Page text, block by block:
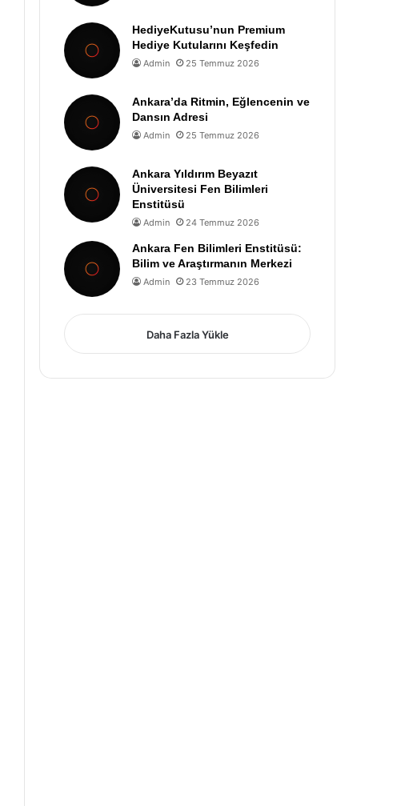
HediyeKutusu’nun Premium
Hediye Kutularını Keşfedin
Admin 25 Temmuz 2026
Ankara’da Ritmin, Eğlencenin ve
Dansın Adresi
Admin 25 Temmuz 2026
Ankara Yıldırım Beyazıt
Üniversitesi Fen Bilimleri
Enstitüsü
Admin 24 Temmuz 2026
Ankara Fen Bilimleri Enstitüsü:
Bilim ve Araştırmanın Merkezi
Admin 23 Temmuz 2026
Daha Fazla Yükle